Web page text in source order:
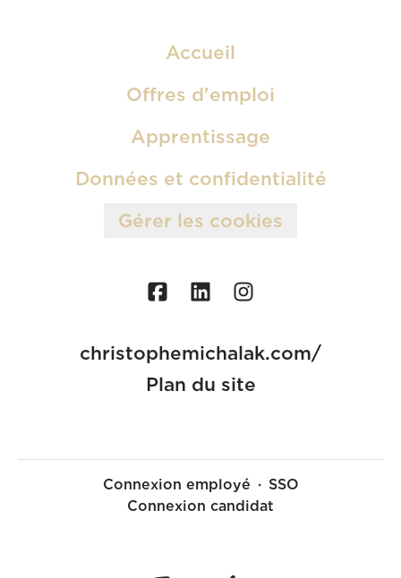
Accueil
Offres d'emploi
Apprentissage
Données et confidentialité
Gérer les cookies
christophemichalak.com/
Plan du site
Connexion employé · SSO
Connexion candidat